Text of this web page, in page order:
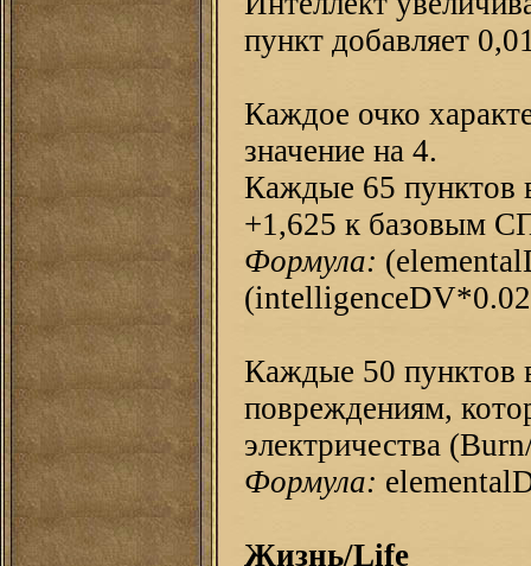
пункт добавляет
Каждое очко
значение на 4.
Каждые 65 пунктов
+1,625 к базовым
Формула:
Каждые 50 пунктов
повреждениям,
электричества
Формула:
Жизнь/Life